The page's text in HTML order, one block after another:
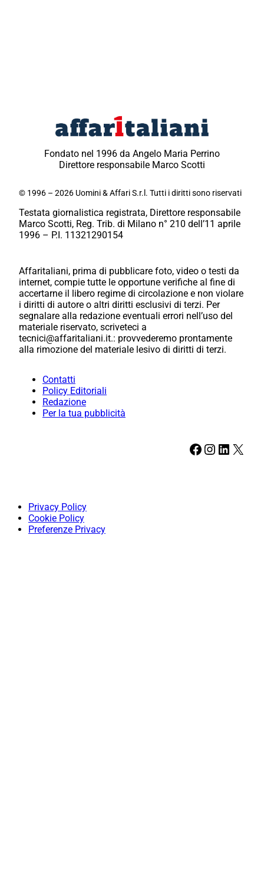
Fondato nel 1996 da Angelo Maria Perrino
Direttore responsabile Marco Scotti
© 1996 – 2026 Uomini & Affari S.r.l. Tutti i diritti sono riservati
Testata giornalistica registrata, Direttore responsabile
Marco Scotti, Reg. Trib. di Milano n° 210 dell’11 aprile
1996 – P.I. 11321290154
Affaritaliani, prima di pubblicare foto, video o testi da
internet, compie tutte le opportune verifiche al fine di
accertarne il libero regime di circolazione e non violare
i diritti di autore o altri diritti esclusivi di terzi. Per
segnalare alla redazione eventuali errori nell’uso del
materiale riservato, scriveteci a
tecnici@affaritaliani.it.: provvederemo prontamente
alla rimozione del materiale lesivo di diritti di terzi.
Contatti
Policy Editoriali
Redazione
Per la tua pubblicità
Facebook Instagram LinkedIn X
Privacy Policy
Cookie Policy
Preferenze Privacy